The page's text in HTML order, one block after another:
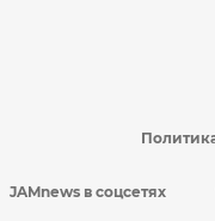
JAMnews в соцсетях